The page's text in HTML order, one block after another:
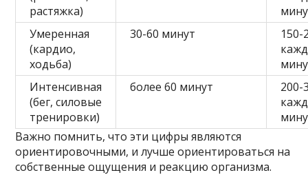
растяжка)
Умеренная
(кардио,
ходьба)
30-60 минут
150-
Интенсивная
(бег, силовые
тренировки)
более 60 минут
200-
Важно помнить, что эти цифры являются
ориентировочными, и лучше ориентироваться на
собственные ощущения и реакцию организма.